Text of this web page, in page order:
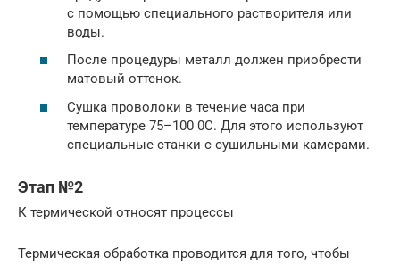
с помощью специального растворителя или
воды.
После процедуры металл должен приобрести
матовый оттенок.
Сушка проволоки в течение часа при
температуре 75–100 0C. Для этого используют
специальные станки с сушильными камерами.
Этап №2
К термической относят процессы
Термическая обработка проводится для того, чтобы